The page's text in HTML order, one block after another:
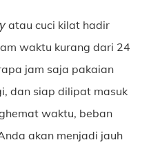
atau cuci kilat hadir
waktu kurang dari 24
jam saja pakaian
dan siap dilipat masuk
waktu, beban
akan menjadi jauh